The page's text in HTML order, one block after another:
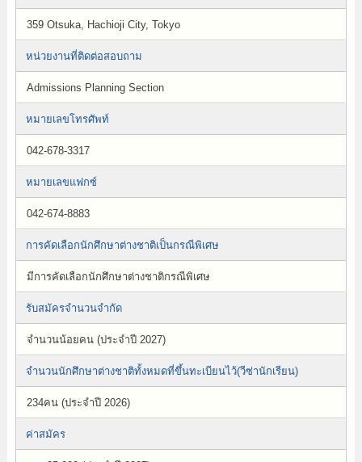
359 Otsuka, Hachioji City, Tokyo
หน่วยงานที่ติดต่อสอบถาม
Admissions Planning Section
หมายเลขโทรศัพท์
042-678-3317
หมายเลขแฟกซ์
042-674-8883
การคัดเลือกนักศึกษาต่างชาติเป็นกรณีพิเศษ
มีการคัดเลือกนักศึกษาต่างชาติกรณีพิเศษ
รับสมัครจำนวนจำกัด
จำนวนน้อยคน (ประจำปี 2027)
จำนวนนักศึกษาต่างชาติทั้งหมดที่ขึ้นทะเบียนไว้(วีซ่านักเรียน)
234คน (ประจำปี 2026)
ค่าสมัคร